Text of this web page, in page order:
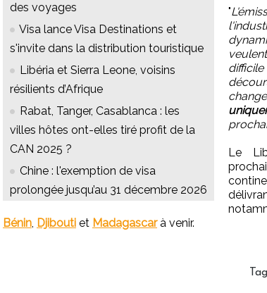
des voyages
Visa lance Visa Destinations et
s'invite dans la distribution touristique
Libéria et Sierra Leone, voisins
résilients d’Afrique
Rabat, Tanger, Casablanca : les
villes hôtes ont-elles tiré profit de la
CAN 2025 ?
Chine : l'exemption de visa
prolongée jusqu’au 31 décembre 2026
"
Le
Bénin, Djibouti et Madagascarà venir.